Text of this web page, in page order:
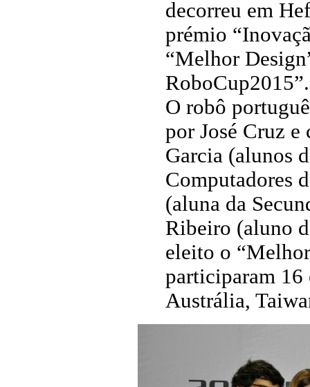
decorreu em
prémio
“Melhor
RoboCup2015”.
O robô
por José Cruz
Garcia (alunos
Computadores
(aluna da
Ribeiro (aluno
eleito o
participaram 16
Austrália,